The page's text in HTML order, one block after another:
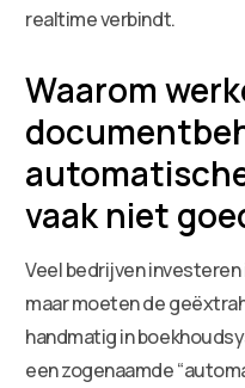
realtime verbindt.
Waarom
vaak niet
Veel bedrijven investeren
maar moeten de
handmatig in
een zogenaamde